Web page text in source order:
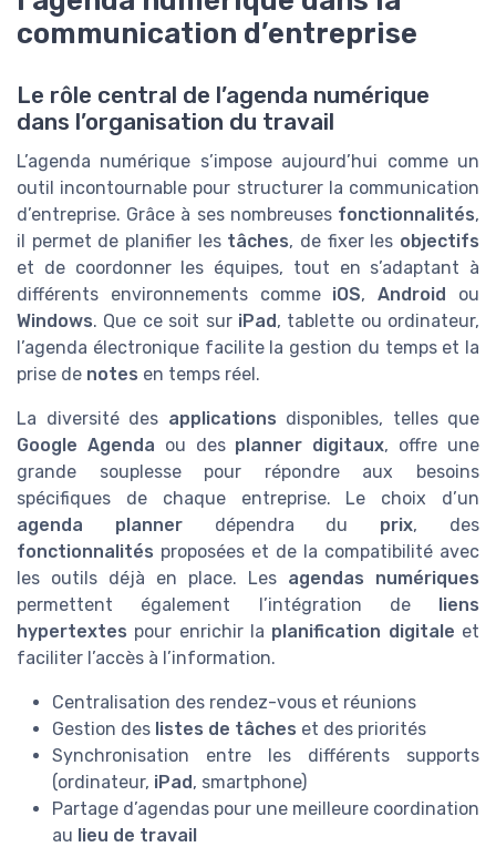
communication d’entreprise
Le rôle central de l’agenda numérique
dans l’organisation du travail
L’agenda numérique s’impose aujourd’hui comme un
outil incontournable pour structurer la communication
d’entreprise. Grâce à ses nombreuses fonctionnalités,
il permet de planifier les tâches, de fixer les objectifs
et de coordonner les équipes, tout en s’adaptant à
différents environnements comme iOS,Android ou
Windows. Que ce soit sur iPad, tablette ou ordinateur,
l’agenda électronique facilite la gestion du temps et la
prise de notes en temps réel.
La diversité des applications disponibles, telles que
Google Agenda ou des planner digitaux, offre une
grande souplesse pour répondre aux besoins
spécifiques de chaque entreprise. Le choix d’un
agenda plannerdépendra du prix, des
fonctionnalités proposées et de la compatibilité avec
les outils déjà en place. Les agendas numériques
permettent également l’intégration de liens
hypertextes pour enrichir la planification digitale et
faciliter l’accès à l’information.
Centralisation des rendez-vous et réunions
Gestion des listes de tâches et des priorités
Synchronisation entre les différents supports
(ordinateur, iPad, smartphone)
Partage d’agendas pour une meilleure coordination
au lieu de travail